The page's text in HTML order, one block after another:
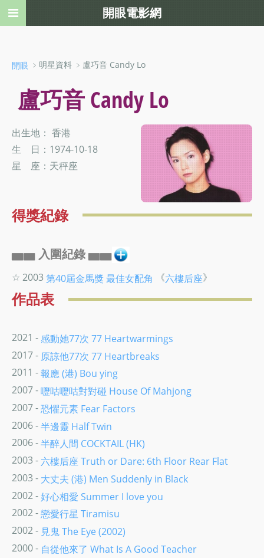
開眼 ﹥明星資料 ﹥盧巧音 Candy Lo
盧巧音 Candy Lo
出生地： 香港
生 日：1974-10-18
星 座：天秤座
得獎紀錄
▅▅ 入圍紀錄 ▅▅
☆ 2003第40屆金馬獎最佳女配角 《六樓后座》
作品表
2021 - 感動她77次 77 Heartwarmings
2017 - 原諒他77次 77 Heartbreaks
2011 -報應 (港) Bou ying
2007 -嚦咕嚦咕對對碰 House Of Mahjong
2007 -恐懼元素 Fear Factors
2006 -半邊靈 Half Twin
2006 -半醉人間 COCKTAIL (HK)
2003 - 六樓后座 Truth or Dare: 6th Floor Rear Flat
2003 - 大丈夫 (港) Men Suddenly in Black
2002 -好心相愛 Summer I love you
2002 -戀愛行星 Tiramisu
2002 - 見鬼 The Eye (2002)
2000 - 自從他來了 What Is A Good Teacher
開眼電影網